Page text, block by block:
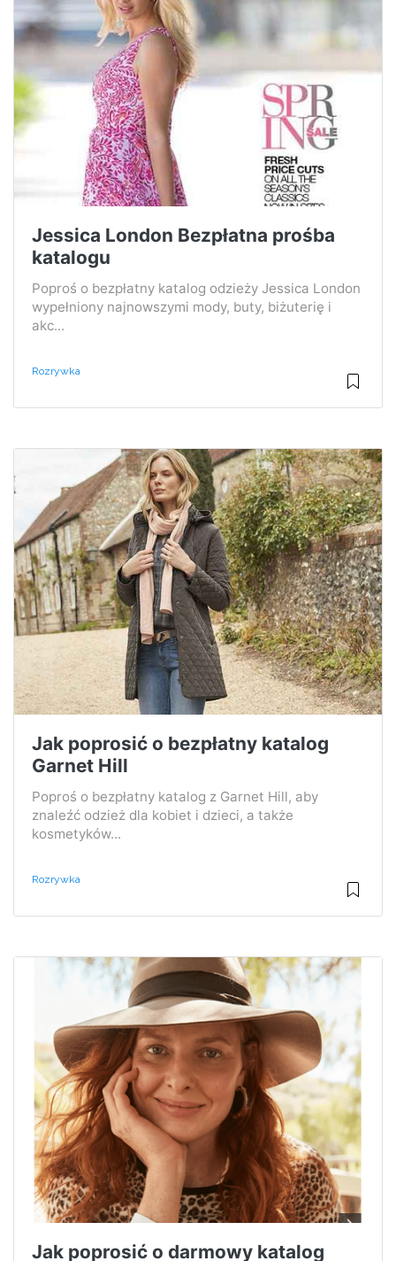
Jessica London Bezpłatna prośba
katalogu
Poproś o bezpłatny katalog odzieży Jessica London
wypełniony najnowszymi mody, buty, biżuterię i
akc...
Rozrywka
Jak poprosić o bezpłatny katalog
Garnet Hill
Poproś o bezpłatny katalog z Garnet Hill, aby
znaleźć odzież dla kobiet i dzieci, a także
kosmetyków...
Rozrywka
Jak poprosić o darmowy katalog